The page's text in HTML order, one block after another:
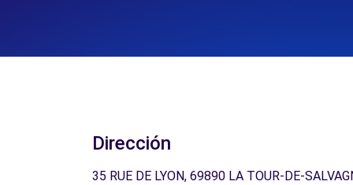
Dirección
35 RUE DE LYON, 69890 LA TOUR-DE-